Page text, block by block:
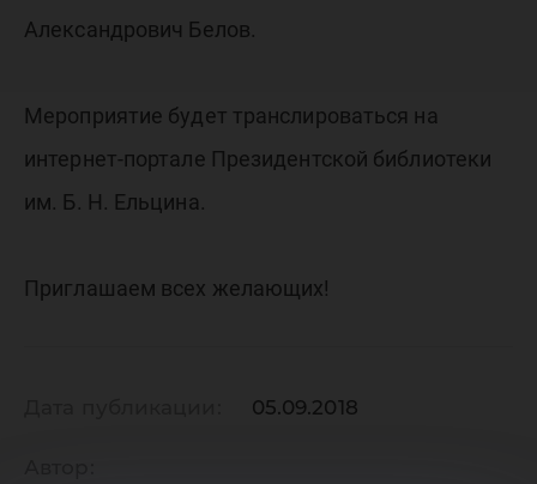
Александрович Белов.
Мероприятие будет транслироваться на
интернет-портале Президентской библиотеки
им. Б. Н. Ельцина.
Приглашаем всех желающих!
05.09.2018